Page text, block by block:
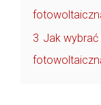
3 Jak